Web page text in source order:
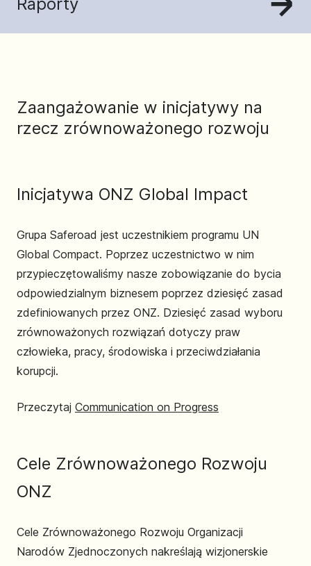
Zaangażowanie w inicjatywy na
rzecz zrównoważonego rozwoju
Inicjatywa ONZ Global Impact
Grupa Saferoad jest uczestnikiem programu UN
Global Compact. Poprzez uczestnictwo w nim
przypieczętowaliśmy nasze zobowiązanie do bycia
odpowiedzialnym biznesem poprzez dziesięć zasad
zdefiniowanych przez ONZ. Dziesięć zasad wyboru
zrównoważonych rozwiązań dotyczy praw
człowieka, pracy, środowiska i przeciwdziałania
korupcji.
Przeczytaj Communication on Progress
Cele Zrównoważonego Rozwoju
ONZ
Cele Zrównoważonego Rozwoju Organizacji
Narodów Zjednoczonych nakreślają wizjonerskie